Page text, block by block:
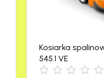
Kosiarka
545.1 VE